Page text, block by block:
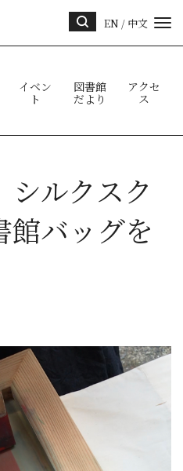
ト内
EN / 中文
イベン
ト
図書館
だより
アクセ
ス
シルクスク
館バッグを